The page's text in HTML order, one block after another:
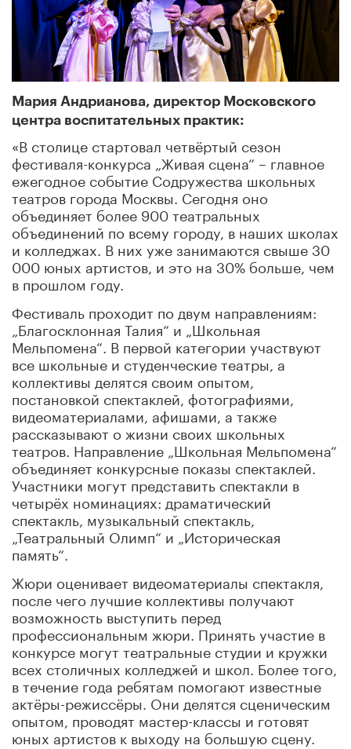
Мария Андрианова, директор Московского
центра воспитательных практик:
«В столице стартовал четвёртый сезон
фестиваля-конкурса „Живая сцена“ – главное
ежегодное событие Содружества школьных
театров города Москвы. Сегодня оно
объединяет более 900 театральных
объединений по всему городу, в наших школах
и колледжах. В них уже занимаются свыше 30
000 юных артистов, и это на 30% больше, чем
в прошлом году.
Фестиваль проходит по двум направлениям:
„Благосклонная Талия“ и „Школьная
Мельпомена“. В первой категории участвуют
все школьные и студенческие театры, а
коллективы делятся своим опытом,
постановкой спектаклей, фотографиями,
видеоматериалами, афишами, а также
рассказывают о жизни своих школьных
театров. Направление „Школьная Мельпомена“
объединяет конкурсные показы спектаклей.
Участники могут представить спектакли в
четырёх номинациях: драматический
спектакль, музыкальный спектакль,
„Театральный Олимп“ и „Историческая
память“.
Жюри оценивает видеоматериалы спектакля,
после чего лучшие коллективы получают
возможность выступить перед
профессиональным жюри. Принять участие в
конкурсе могут театральные студии и кружки
всех столичных колледжей и школ. Более того,
в течение года ребятам помогают известные
актёры-режиссёры. Они делятся сценическим
опытом, проводят мастер-классы и готовят
юных артистов к выходу на большую сцену.